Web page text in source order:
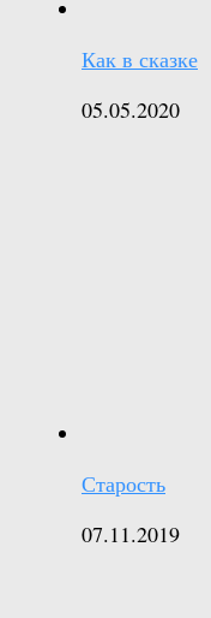
Как в сказке
05.05.2020
Старость
07.11.2019